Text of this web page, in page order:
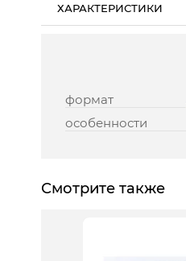
ХАРАКТЕРИСТИКИ
формат
особенности
Смотрите также